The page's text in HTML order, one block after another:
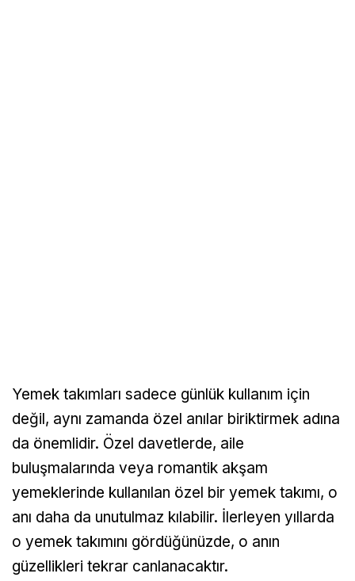
Yemek takımları sadece günlük kullanım için
değil, aynı zamanda özel anılar biriktirmek adına
da önemlidir. Özel davetlerde, aile
buluşmalarında veya romantik akşam
yemeklerinde kullanılan özel bir yemek takımı, o
anı daha da unutulmaz kılabilir. İlerleyen yıllarda
o yemek takımını gördüğünüzde, o anın
güzellikleri tekrar canlanacaktır.